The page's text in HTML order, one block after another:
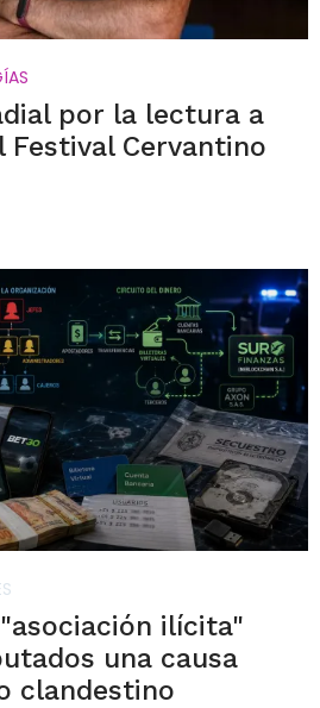
por la lectura a
Festival Cervantino
ilícita"
una causa
clandestino